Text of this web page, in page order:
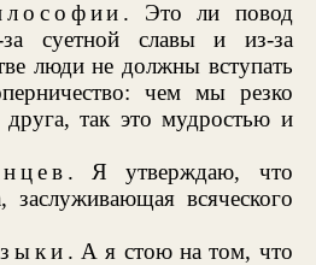
. Это ли повод
суетной славы и из-за
люди не должны вступать
чем мы резко
друга, так это мудростью и
. Я утверждаю, что
всяческого
. А я стою на том, что